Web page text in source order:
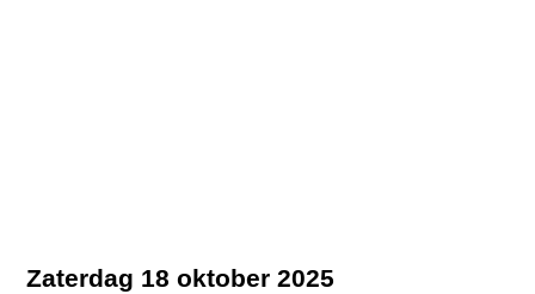
Zaterdag 18 oktober 2025